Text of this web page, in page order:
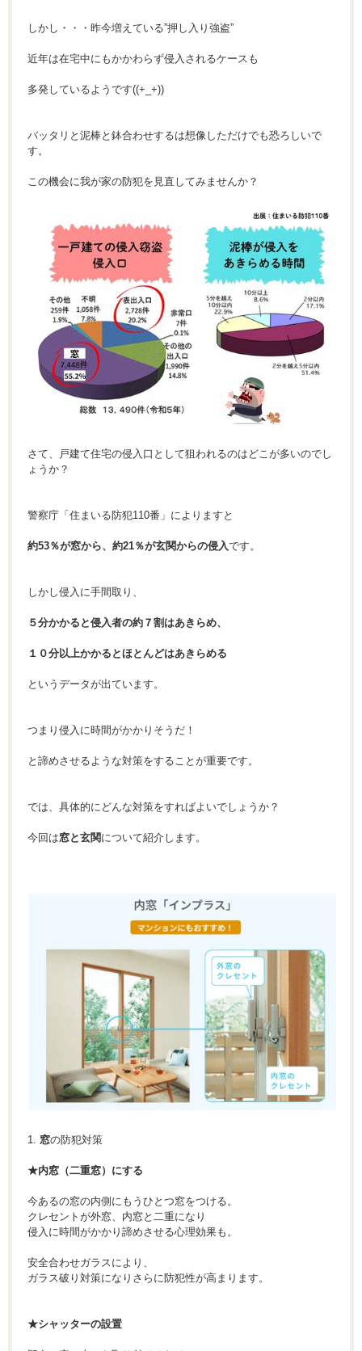
しかし・・・昨今増えている”押し入り強盗”
近年は在宅中にもかかわらず侵入されるケースも
多発しているようです((+_+))
バッタリと泥棒と鉢合わせするは想像しただけでも恐ろしいで
す。
この機会に我が家の防犯を見直してみませんか？
さて、戸建て住宅の侵入口として狙われるのはどこが多いのでし
ょうか？
警察庁「住まいる防犯110番」によりますと
約53％が窓から、約21％が玄関からの侵入です。
しかし侵入に手間取り、
５分かかると侵入者の約７割はあきらめ、
１０分以上かかるとほとんどはあきらめる
というデータが出ています。
つまり侵入に時間がかかりそうだ！
と諦めさせるような対策をすることが重要です。
では、具体的にどんな対策をすればよいでしょうか？
今回は窓と玄関について紹介します。
1. 窓の防犯対策
★内窓（二重窓）にする
今あるの窓の内側にもうひとつ窓をつける。
クレセントが外窓、内窓と二重になり
侵入に時間がかかり諦めさせる心理効果も。
安全合わせガラスにより、
ガラス破り対策になりさらに防犯性が高まります。
★シャッターの設置